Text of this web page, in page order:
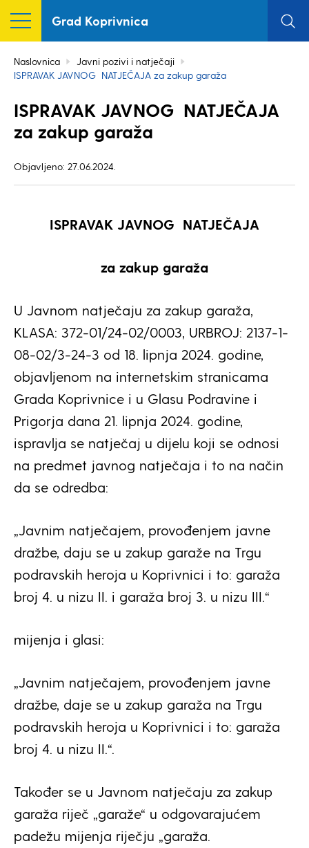
Grad Koprivnica
Naslovnica
Javni pozivi i natječaji
ISPRAVAK JAVNOG NATJEČAJA za zakup garaža
ISPRAVAK JAVNOG NATJEČAJA
za zakup garaža
Objavljeno: 27.06.2024.
ISPRAVAK JAVNOG NATJEČAJA
za zakup garaža
U Javnom natječaju za zakup garaža,
KLASA: 372-01/24-02/0003, URBROJ: 2137-1-
08-02/3-24-3 od 18. lipnja 2024. godine,
objavljenom na internetskim stranicama
Grada Koprivnice i u Glasu Podravine i
Prigorja dana 21. lipnja 2024. godine,
ispravlja se natječaj u dijelu koji se odnosi
na predmet javnog natječaja i to na način
da se odredba:
„Javnim natječajem, provođenjem javne
dražbe, daju se u zakup garaže na Trgu
podravskih heroja u Koprivnici i to: garaža
broj 4. u nizu II. i garaža broj 3. u nizu III.“
mijenja i glasi:
„Javnim natječajem, provođenjem javne
dražbe, daje se u zakup garaža na Trgu
podravskih heroja u Koprivnici i to: garaža
broj 4. u nizu II.“.
Također se u Javnom natječaju za zakup
garaža riječ „garaže“ u odgovarajućem
padežu mijenja riječju „garaža.